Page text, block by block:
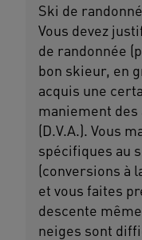
Ski de
Vous devez
de randonnée
bon skieur, en
acquis une
maniement
(D.V.A.). Vous
spécifiques au
(conversions à
et vous faites
descente
neiges sont